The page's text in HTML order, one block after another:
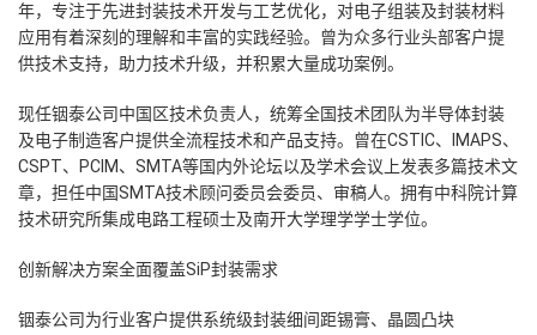
年，专注于先进封装技术开发与工艺优化，对电子组装及封装材料
应用有着深刻的理解和丰富的实践经验。曾为众多行业头部客户提
供技术支持，助力技术升级，并积累大量成功案例。
现任铟泰公司中国区技术负责人，统筹全国技术团队为半导体封装
及电子制造客户提供全流程技术和产品支持。曾在CSTIC、IMAPS、
CSPT、PCIM、SMTA等国内外论坛以及学术会议上发表多篇技术文
章，担任中国SMTA技术顾问委员会委员、审稿人。拥有中科院计算
技术研究所集成电路工程硕士及南开大学理学学士学位。
创新解决方案全面覆盖SiP封装需求
铟泰公司为行业客户提供系统级封装细间距锡膏、晶圆凸块